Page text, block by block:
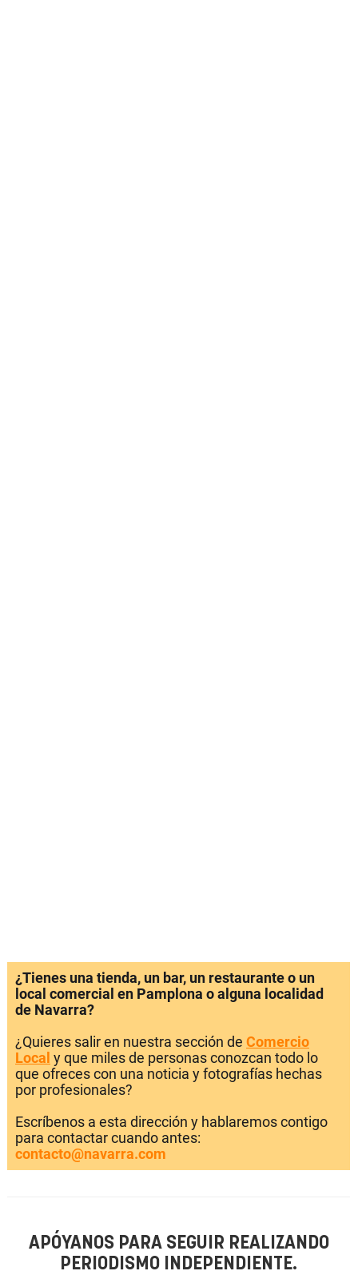
¿Tienes una tienda, un bar, un restaurante o un
local comercial en Pamplona o alguna localidad
de Navarra?
¿Quieres salir en nuestra sección de Comercio
Local y que miles de personas conozcan todo lo
que ofreces con una noticia y fotografías hechas
por profesionales?
Escríbenos a esta dirección y hablaremos contigo
para contactar cuando antes:
contacto@navarra.com
APÓYANOS PARA SEGUIR REALIZANDO
PERIODISMO INDEPENDIENTE.